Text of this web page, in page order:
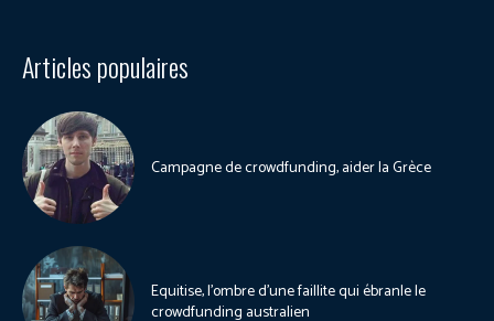
Articles populaires
Campagne de crowdfunding, aider la Grèce
Equitise, l’ombre d’une faillite qui ébranle le
crowdfunding australien